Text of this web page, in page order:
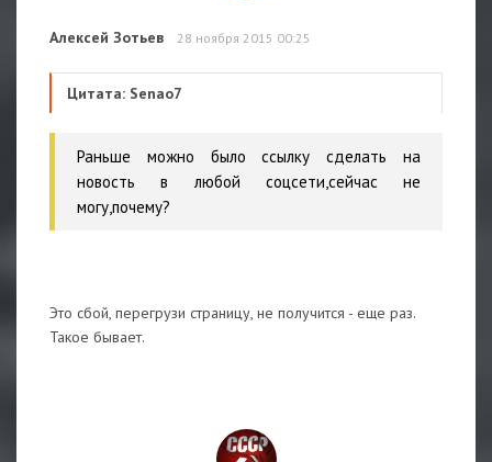
Алексей Зотьев 28 ноября 2015 00:25
Цитата: Senao7
Раньше можно было ссылку сделать на
новость в любой соцсети,сейчас не
могу,почему?
Это сбой, перегрузи страницу, не получится - еще раз.
Такое бывает.